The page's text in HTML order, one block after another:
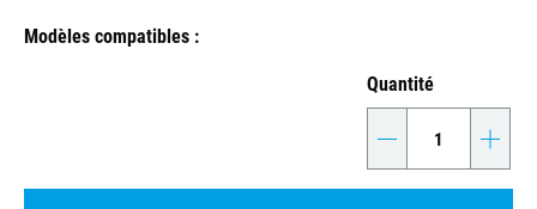
Modèles compatibles :
Quantité
- +